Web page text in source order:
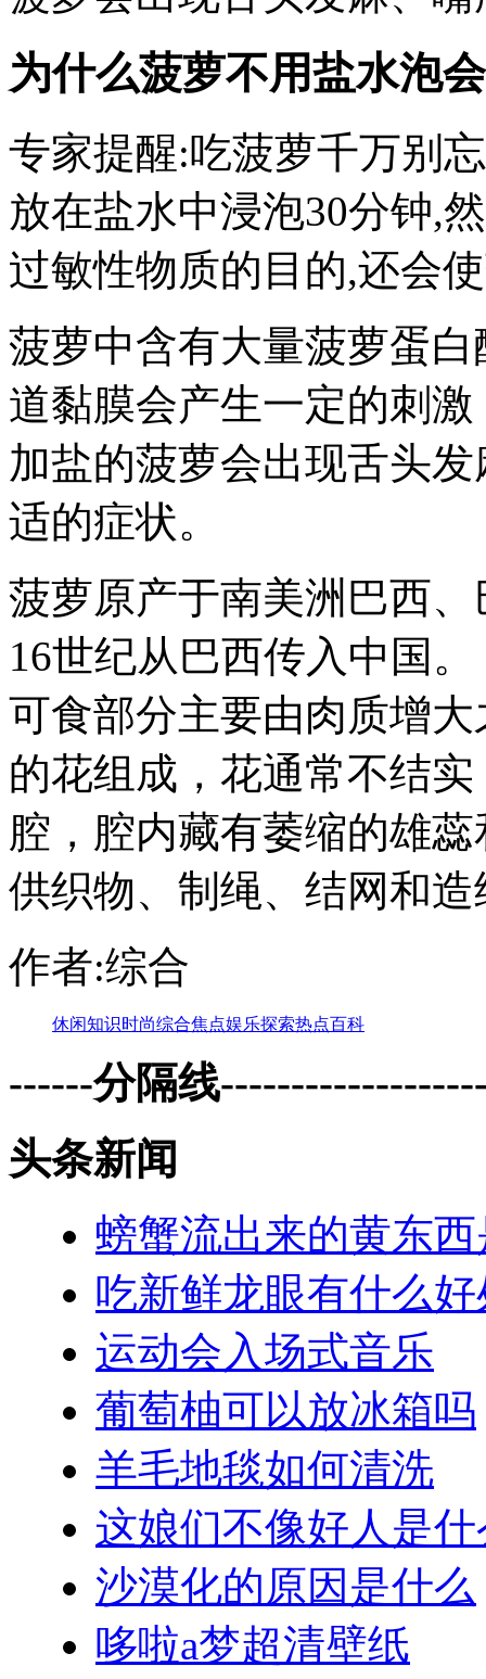
为什么菠萝不用盐水泡
专家提醒:吃菠萝千万别
放在盐水中浸泡30分钟,
过敏性物质的目的,还会
菠萝中含有大量菠萝蛋
道黏膜会产生一定的刺
加盐的菠萝会出现舌头
适的症状。
菠萝原产于南美洲巴西
16世纪从巴西传入中国
可食部分主要由肉质增
的花组成，花通常不结
腔，腔内藏有萎缩的雄
供织物、制绳、结网和造
作者:综合
休闲知识时尚综合焦点娱乐探索热点百科
------分隔线
头条新闻
螃蟹流出来的黄东
吃新鲜龙眼有什么好
运动会入场式音乐
葡萄柚可以放冰箱吗
羊毛地毯如何清洗
这娘们不像好人是
沙漠化的原因是什么
哆啦a梦超清壁纸